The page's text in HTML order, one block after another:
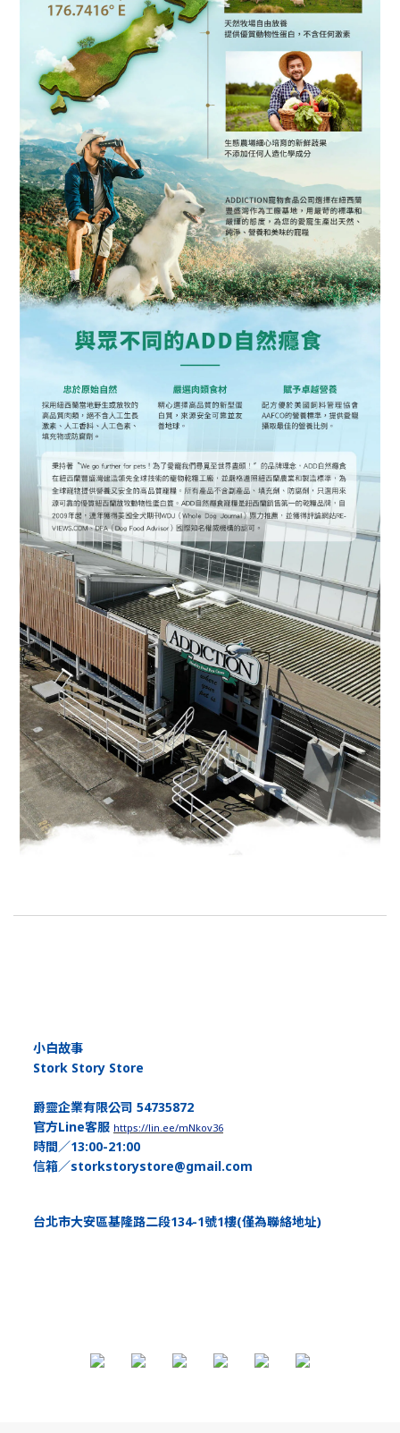
小白故事
Stork Story Store
爵靈企業有限公司 54735872
官方Line客服 https://lin.ee/mNkov36
時間／13:00-21:00
信箱／storkstorystore@gmail.com
台北市大安區基隆路二段134-1號1樓(僅為聯絡地址)